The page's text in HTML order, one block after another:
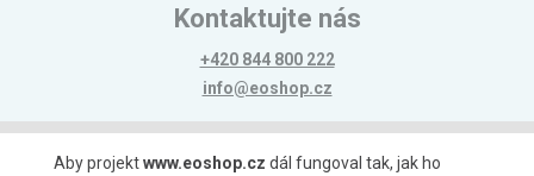
Kontaktujte nás
+420 844 800 222
info@eoshop.cz
Možnosti platby
Aby projektwww.eoshop.cz dál fungoval tak, jak ho